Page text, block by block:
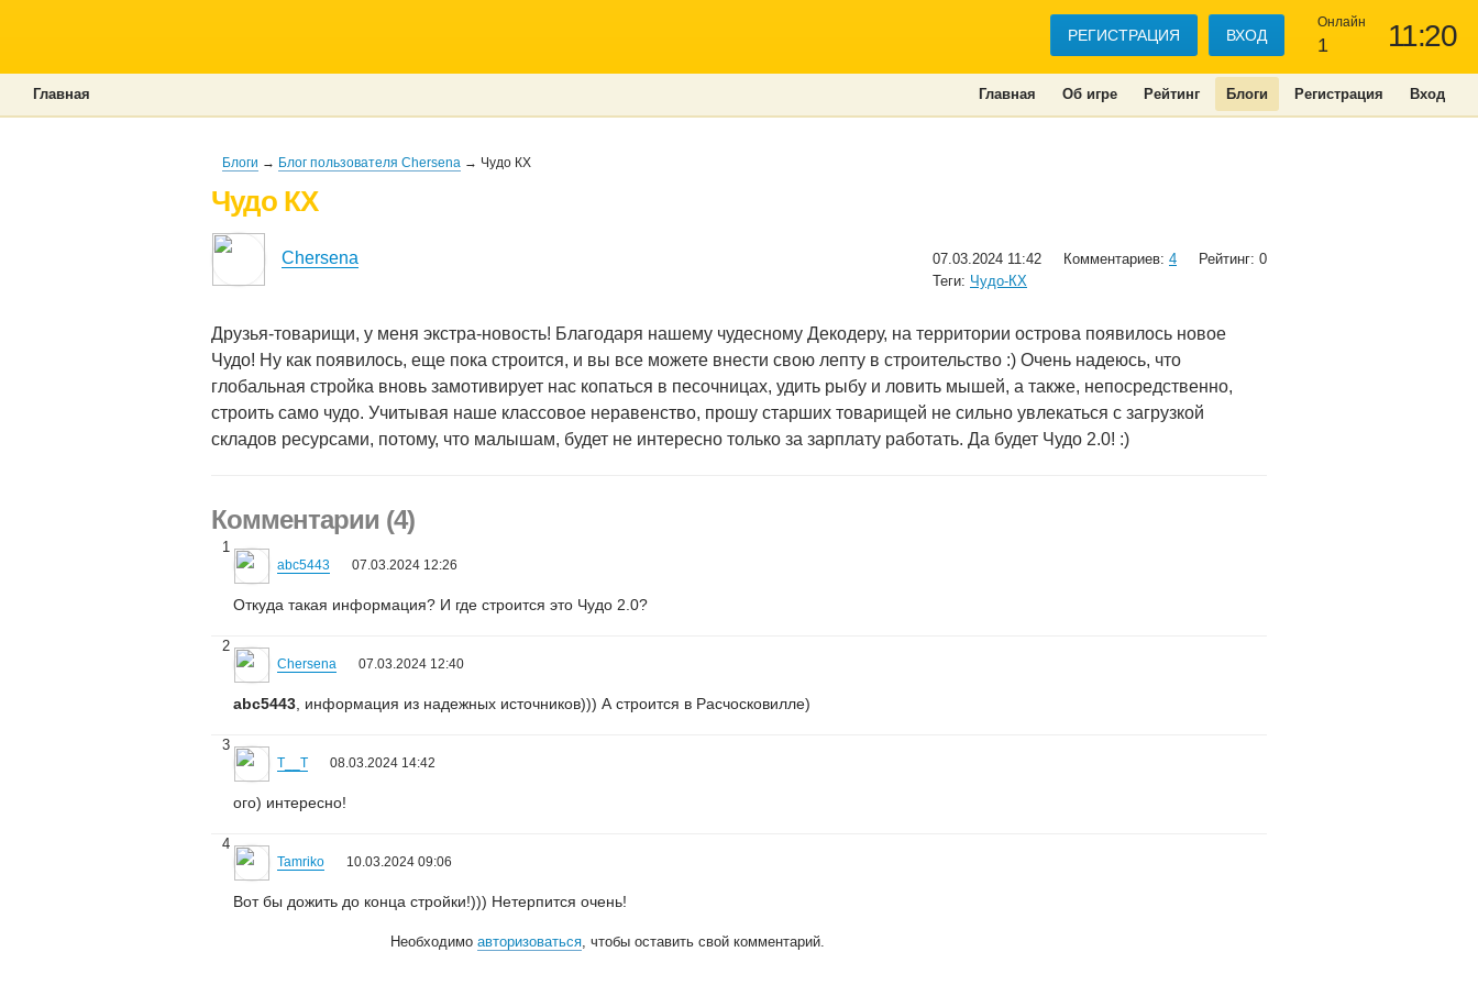
11:20
Онлайн
1
РЕГИСТРАЦИЯ ВХОД
Главная Об игре Рейтинг Блоги Регистрация Вход
Главная
Блоги → Блог пользователя Chersena → Чудо КХ
Чудо КХ
Chersena 07.03.2024 11:42 Комментариев: 4
Рейтинг: 0
Теги: Чудо-КХ
Друзья-товарищи, у меня экстра-новость! Благодаря нашему чудесному Декодеру, на территории острова появилось новое
Чудо! Ну как появилось, еще пока строится, и вы все можете внести свою лепту в строительство :) Очень надеюсь, что
глобальная стройка вновь замотивирует нас копаться в песочницах, удить рыбу и ловить мышей, а также, непосредственно,
строить само чудо. Учитывая наше классовое неравенство, прошу старших товарищей не сильно увлекаться с загрузкой
складов ресурсами, потому, что малышам, будет не интересно только за зарплату работать. Да будет Чудо 2.0! :)
Комментарии (4)
1
abc5443 07.03.2024 12:26
Откуда такая информация? И где строится это Чудо 2.0?
2
Chersena 07.03.2024 12:40
abc5443 , информация из надежных источников))) А строится в Расчосковилле)
3
T__T 08.03.2024 14:42
ого) интересно!
4
Tamriko 10.03.2024 09:06
Вот бы дожить до конца стройки!))) Нетерпится очень!
Необходимоавторизоваться, чтобы оставить свой комментарий.